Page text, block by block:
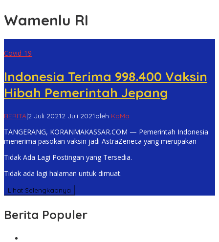
Wamenlu RI
Covid-19
Indonesia Terima 998.400 Vaksin
Hibah Pemerintah Jepang
BERITA|2 Juli 20212 Juli 2021oleh KoMa
TANGERANG, KORANMAKASSAR.COM — Pemerintah Indonesia
menerima pasokan vaksin jadi AstraZeneca yang merupakan
Tidak Ada Lagi Postingan yang Tersedia.
Tidak ada lagi halaman untuk dimuat.
Lihat Selengkapnya
Berita Populer